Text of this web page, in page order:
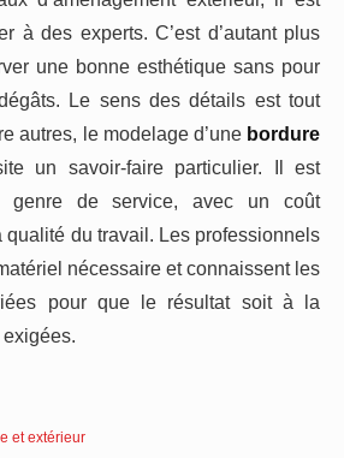
à des experts. C’est d’autant plus
une bonne esthétique sans pour
Le sens des détails est tout
autres, le modelage d’une bordure
un savoir-faire particulier. Il est
genre de service, avec un coût
du travail. Les professionnels
nécessaire et connaissent les
pour que le résultat soit à la
et extérieur